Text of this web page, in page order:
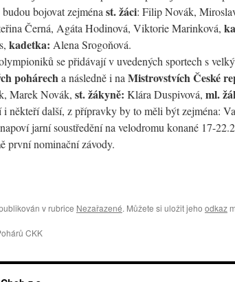
bojovat zejména st.žáci: Filip Novák,
Černá, Agáta Hodinová, Viktorie Marinková,
kadetka: Alena Srogoňová.
se přidávají v uvedených sportech s
pohárecha následně i na Mistrovstvích České
Marek Novák, st. žákyně: Klára Duspivová, ml.
i někteří další, z přípravky by to měli být zejména:
jarní soustředění na velodromu konané 17-
první nominační závody.
v rubrice Nezařazené. Můžete si uložit jeho odkaz
CKK